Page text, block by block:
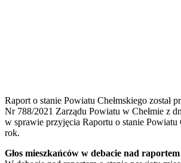
Głos mieszkańców w debacie nad raportem
W debacie nad raportem o stanie powiatu
zabierać głos. Mieszkaniec, który chciałby
nad raportem o stanie powiatu składa do
powiatu.